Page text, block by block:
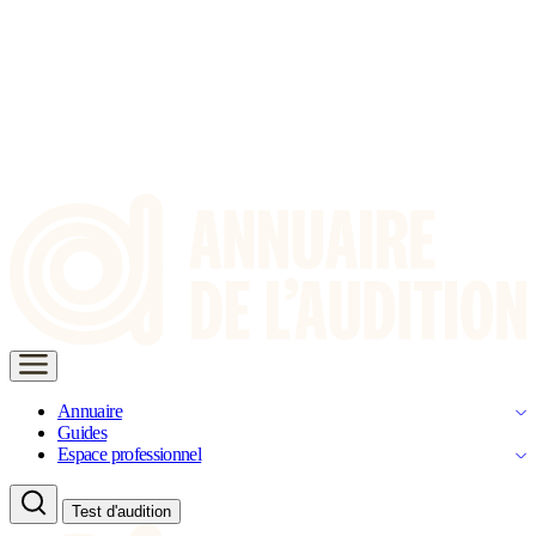
Annuaire
Guides
Espace professionnel
Test d'audition